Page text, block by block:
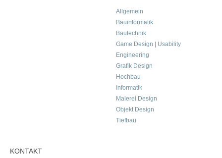
Allgemein
Bauinformatik
Bautechnik
Game Design | Usability
Engineering
Grafik Design
Hochbau
Informatik
Malerei Design
Objekt Design
Tiefbau
KONTAKT